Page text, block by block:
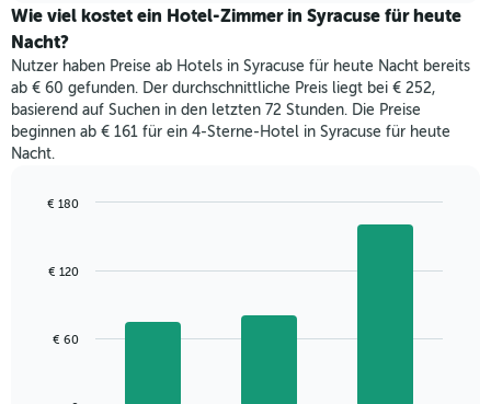
hat
1
Y-
Achse,
die
den
durchschnittlichen
Zimmerpreis
den
durchschnittlichen
Preis
eines
Zimmers
für
den
jeweiligen
Das
X-
die
Wie viel kostet ein Hotel-Zimmer in Syracuse für heute
Nacht?
Nutzer haben Preise ab Hotels in Syracuse für heute Nacht bereits
ab € 60 gefunden. Der durchschnittliche Preis liegt bei € 252,
basierend auf Suchen in den letzten 72 Stunden. Die Preise
beginnen ab € 161 für ein 4-Sterne-Hotel in Syracuse für heute
Nacht.
Das
€ 60
€ 120
€ 180